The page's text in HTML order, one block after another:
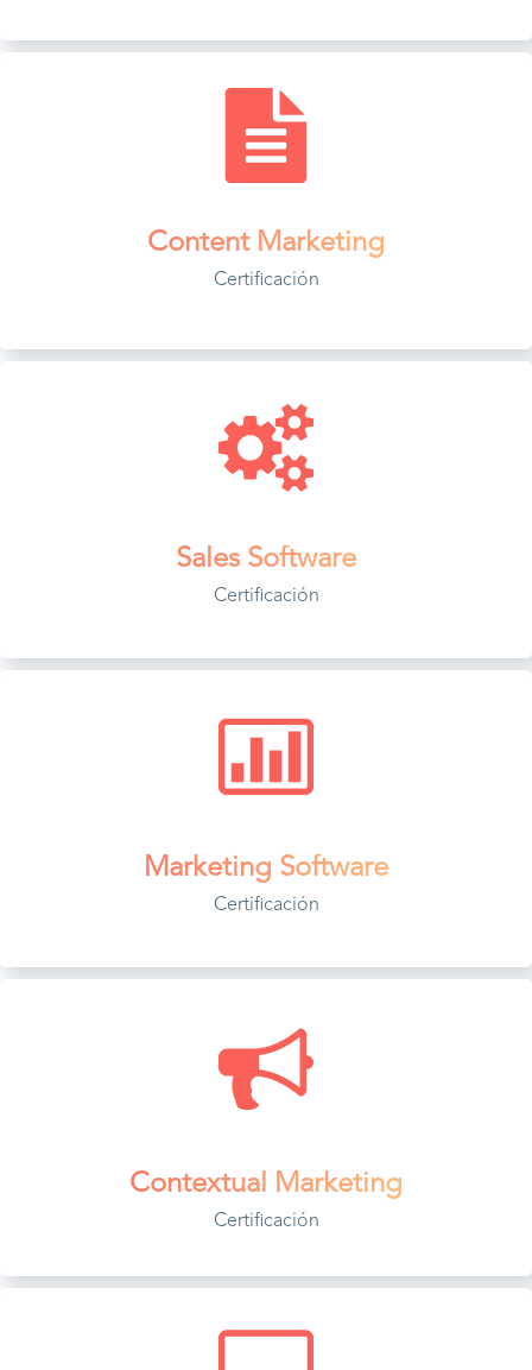
Content Marketing
Certificación
Sales Software
Certificación
Marketing Software
Certificación
Contextual Marketing
Certificación